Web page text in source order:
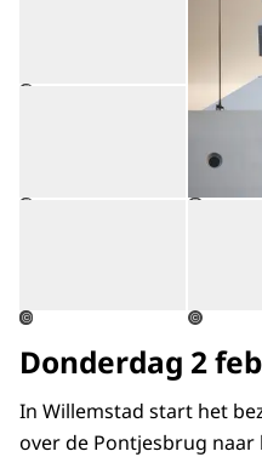
©
©
Open de
© Open de
© ©
Donderdag 2
In Willemstad start het
over de Pontjesbrug